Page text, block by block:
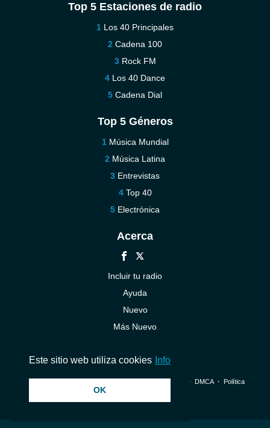
Top 5 Estaciones de radio
Los 40 Principales
Cadena 100
Rock FM
Los 40 Dance
Cadena Dial
Top 5 Géneros
Música Mundial
Música Latina
Entrevistas
Top 40
Electrónica
Acerca
Incluir tu radio
Ayuda
Nuevo
Más Nuevo
© 2026 InstantAudio. Reservados todos los derechos. ・ DMCA・ Política
Este sitio web utiliza cookies Info
OK